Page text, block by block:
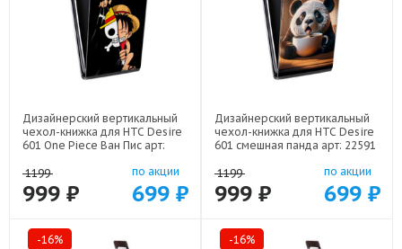
Дизайнерский вертикальный
чехол-книжка для HTC Desire
601 One Piece Ван Пис арт:
1199
999 ₽
по акции
699 ₽
Дизайнерский вертикальный
чехол-книжка для HTC Desire
601 смешная панда арт: 22591
1199
999 ₽
по акции
699 ₽
-16% -16%